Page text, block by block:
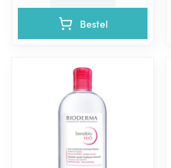
Bestel